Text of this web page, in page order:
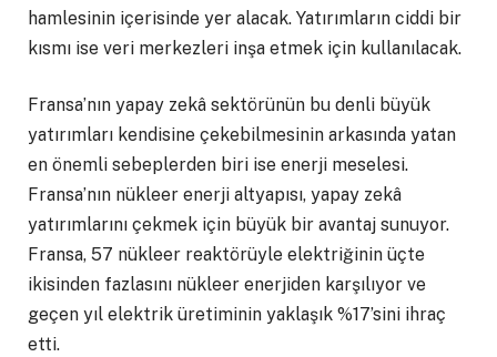
hamlesinin içerisinde yer alacak. Yatırımların ciddi bir
kısmı ise veri merkezleri inşa etmek için kullanılacak.
Fransa’nın yapay zekâ sektörünün bu denli büyük
yatırımları kendisine çekebilmesinin arkasında yatan
en önemli sebeplerden biri ise enerji meselesi.
Fransa’nın nükleer enerji altyapısı, yapay zekâ
yatırımlarını çekmek için büyük bir avantaj sunuyor.
Fransa, 57 nükleer reaktörüyle elektriğinin üçte
ikisinden fazlasını nükleer enerjiden karşılıyor ve
geçen yıl elektrik üretiminin yaklaşık %17’sini ihraç
etti.